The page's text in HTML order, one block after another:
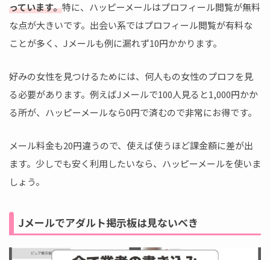
っています。特に、ハッピーメールはプロフィール閲覧が無料
な点が大きいです。出会い系ではプロフィール閲覧が有料な
ことが多く、Jメールも例に漏れず10円かかります。
好みの女性を見つけるためには、何人もの女性のプロフを見
る必要があります。例えばJメールで100人見ると1,000円かか
る所が、ハッピーメールなら0円で済むので非常にお得です。
メール料金も20円違うので、使えば使うほど課金額に差が出
ます。少しでも安く利用したいなら、ハッピーメールを使いま
しょう。
Jメールでアダルト掲示板は見ないべき